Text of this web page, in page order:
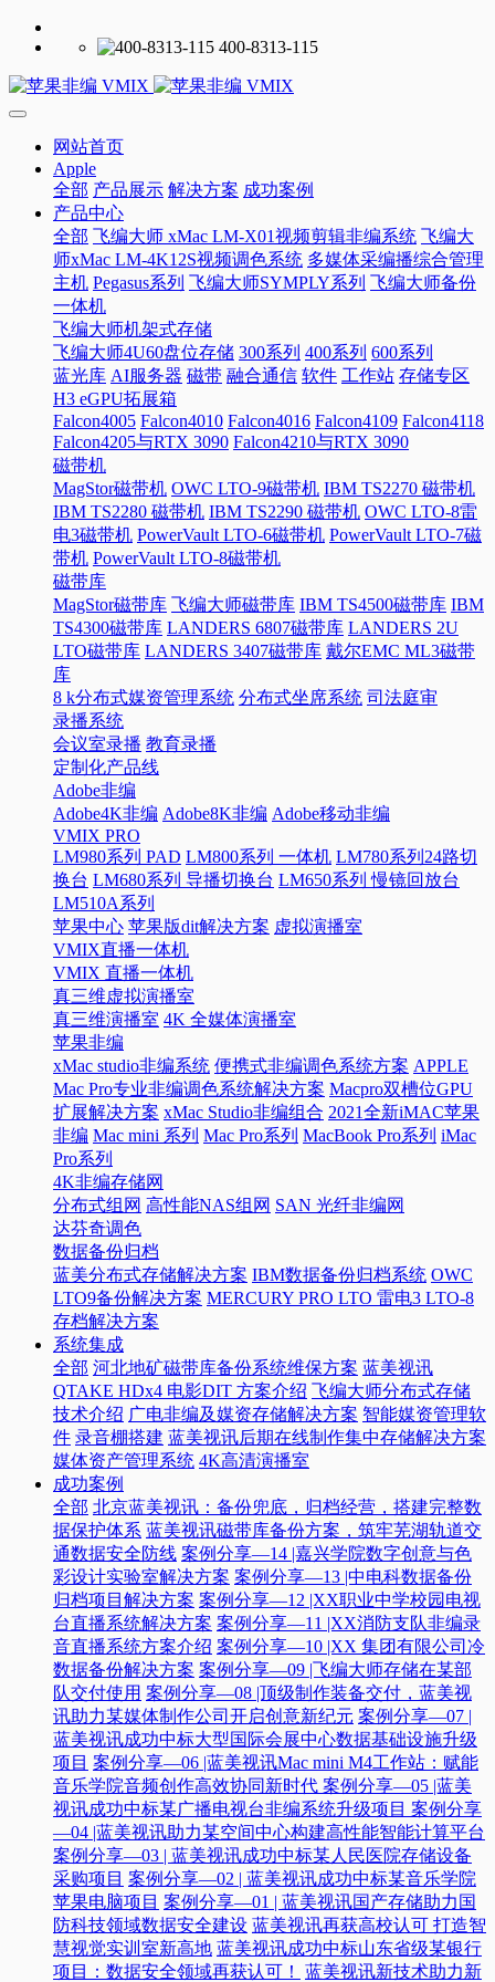
400-8313-115
网站首页
Apple
全部 产品展示 解决方案 成功案例
产品中心
全部 飞编大师 xMac LM-X01视频剪辑非编系统 飞编大
师xMac LM-4K12S视频调色系统 多媒体采编播综合管理
主机 Pegasus系列 飞编大师SYMPLY系列 飞编大师备份
一体机
飞编大师机架式存储
飞编大师4U60盘位存储 300系列 400系列 600系列
蓝光库 AI服务器 磁带 融合通信 软件 工作站 存储专区
H3 eGPU拓展箱
Falcon4005 Falcon4010 Falcon4016 Falcon4109 Falcon4118
Falcon4205与RTX 3090 Falcon4210与RTX 3090
磁带机
MagStor磁带机 OWC LTO-9磁带机 IBM TS2270 磁带机
IBM TS2280 磁带机 IBM TS2290 磁带机 OWC LTO-8雷
电3磁带机 PowerVault LTO-6磁带机 PowerVault LTO-7磁
带机 PowerVault LTO-8磁带机
磁带库
MagStor磁带库 飞编大师磁带库 IBM TS4500磁带库 IBM
TS4300磁带库 LANDERS 6807磁带库 LANDERS 2U
LTO磁带库 LANDERS 3407磁带库 戴尔EMC ML3磁带
库
8 k分布式媒资管理系统 分布式坐席系统 司法庭审
录播系统
会议室录播 教育录播
定制化产品线
Adobe非编
Adobe4K非编 Adobe8K非编 Adobe移动非编
VMIX PRO
LM980系列 PAD LM800系列 一体机 LM780系列24路切
换台 LM680系列 导播切换台 LM650系列 慢镜回放台
LM510A系列
苹果中心 苹果版dit解决方案 虚拟演播室
VMIX直播一体机
VMIX 直播一体机
真三维虚拟演播室
真三维演播室 4K 全媒体演播室
苹果非编
xMac studio非编系统 便携式非编调色系统方案 APPLE
Mac Pro专业非编调色系统解决方案 Macpro双槽位GPU
扩展解决方案 xMac Studio非编组合 2021全新iMAC苹果
非编 Mac mini 系列 Mac Pro系列 MacBook Pro系列 iMac
Pro系列
4K非编存储网
分布式组网 高性能NAS组网 SAN 光纤非编网
达芬奇调色
数据备份归档
蓝美分布式存储解决方案 IBM数据备份归档系统 OWC
LTO9备份解决方案 MERCURY PRO LTO 雷电3 LTO-8
存档解决方案
系统集成
全部 河北地矿磁带库备份系统维保方案 蓝美视讯
QTAKE HDx4 电影DIT 方案介绍 飞编大师分布式存储
技术介绍 广电非编及媒资存储解决方案 智能媒资管理软
件 录音棚搭建 蓝美视讯后期在线制作集中存储解决方案
媒体资产管理系统 4K高清演播室
成功案例
全部 北京蓝美视讯：备份兜底，归档经营，搭建完整数
据保护体系 蓝美视讯磁带库备份方案，筑牢芜湖轨道交
通数据安全防线 案例分享—14 |嘉兴学院数字创意与色
彩设计实验室解决方案 案例分享—13 |中电科数据备份
归档项目解决方案 案例分享—12 |XX职业中学校园电视
台直播系统解决方案 案例分享—11 |XX消防支队非编录
音直播系统方案介绍 案例分享—10 |XX 集团有限公司冷
数据备份解决方案 案例分享—09 |飞编大师存储在某部
队交付使用 案例分享—08 |顶级制作装备交付，蓝美视
讯助力某媒体制作公司开启创意新纪元 案例分享—07 |
蓝美视讯成功中标大型国际会展中心数据基础设施升级
项目 案例分享—06 |蓝美视讯Mac mini M4工作站：赋能
音乐学院音频创作高效协同新时代​ 案例分享—05 |蓝美
视讯成功中标某广播电视台非编系统升级项目​ 案例分享
—04 |蓝美视讯助力某空间中心构建高性能智能计算平台​
案例分享—03 | 蓝美视讯成功中标某人民医院存储设备
采购项目 案例分享—02 | 蓝美视讯成功中标某音乐学院
苹果电脑项目 案例分享—01 | 蓝美视讯国产存储助力国
防科技领域数据安全建设 蓝美视讯再获高校认可 打造智
慧视觉实训室新高地 蓝美视讯成功中标山东省级某银行
项目：数据安全领域再获认可！
蓝美视讯新技术助力新